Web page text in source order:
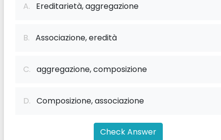
A. Ereditarietà, aggregazione
B. Associazione, eredità
C. aggregazione, composizione
D. Composizione, associazione
Check Answer